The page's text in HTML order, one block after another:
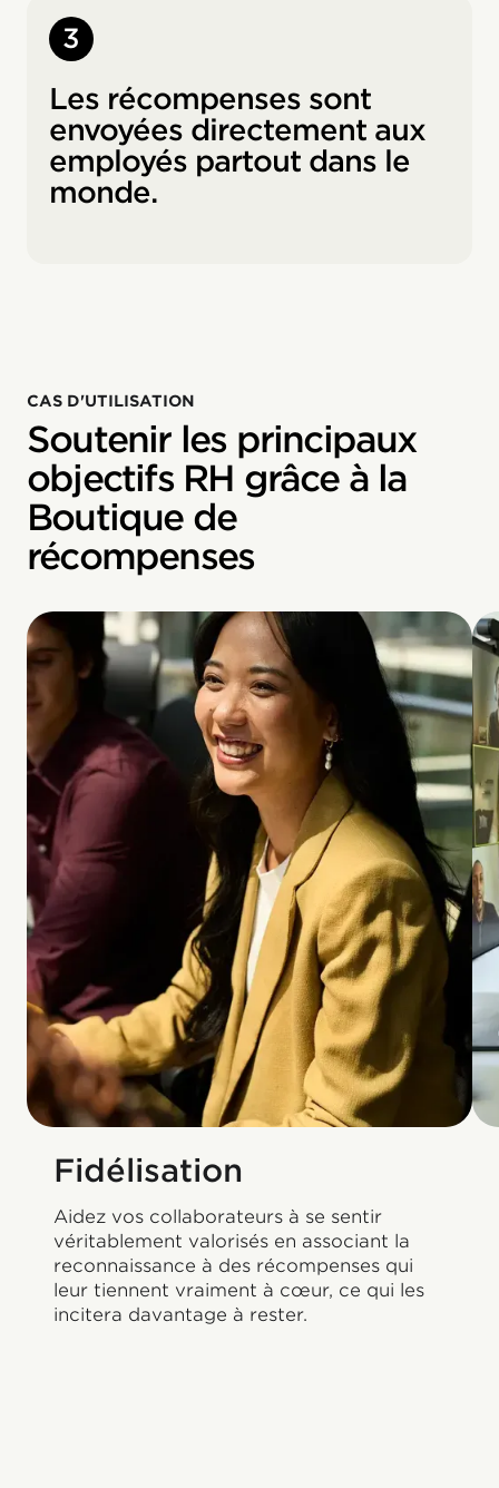
3
Les récompenses sont
envoyées directement aux
employés partout dans le
monde.
CAS D'UTILISATION
Soutenir les principaux
objectifs RH grâce à la
Boutique de
récompenses
Fidélisation
Aidez vos collaborateurs à se sentir
véritablement valorisés en associant la
reconnaissance à des récompenses qui
leur tiennent vraiment à cœur, ce qui les
incitera davantage à rester.